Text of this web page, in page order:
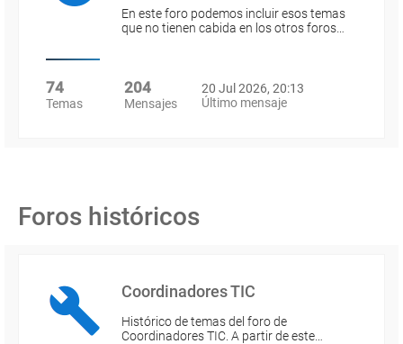
En este foro podemos incluir esos temas
que no tienen cabida en los otros foros…
74
Temas
204
Mensajes
20 Jul 2026, 20:13
Último mensaje
Foros históricos
Coordinadores TIC
Histórico de temas del foro de
Coordinadores TIC. A partir de este…